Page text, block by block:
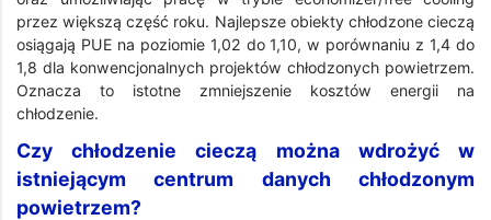
przez większą część roku. Najlepsze obiekty chłodzone cieczą
osiągają PUE na poziomie 1,02 do 1,10, w porównaniu z 1,4 do
1,8 dla konwencjonalnych projektów chłodzonych powietrzem.
Oznacza to istotne zmniejszenie kosztów energii na
chłodzenie.
Czy chłodzenie cieczą można wdrożyć w
istniejącym centrum danych chłodzonym
powietrzem?